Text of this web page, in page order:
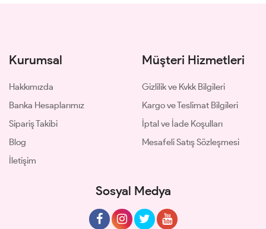
Kurumsal
Hakkımızda
Banka Hesaplarımız
Sipariş Takibi
Blog
İletişim
Müşteri Hizmetleri
Gizlilik ve Kvkk Bilgileri
Kargo ve Teslimat Bilgileri
İptal ve İade Koşulları
Mesafeli Satış Sözleşmesi
Sosyal Medya